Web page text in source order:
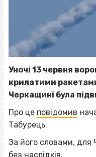
Уночі 13 червня
крилатими
Черкащині була
Про це повідомив
Табурець.
За його словами, для
без наслідків.